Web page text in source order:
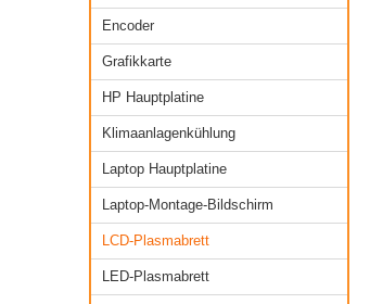
Encoder
Grafikkarte
HP Hauptplatine
Klimaanlagenkühlung
Laptop Hauptplatine
Laptop-Montage-Bildschirm
LCD-Plasmabrett
LED-Plasmabrett